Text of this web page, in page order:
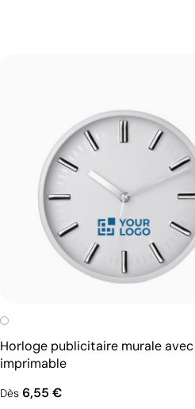
Horloge publicitaire murale
imprimable
Dès6,55 €